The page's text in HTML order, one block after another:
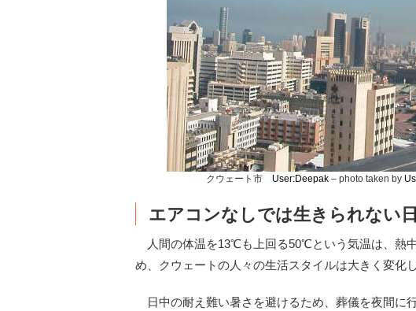
クウェート市 User:Deepak– photo taken by
エアコンなしでは生きられない
人間の体温を13℃も上回る50℃という気温は、熱
め、クウェートの人々の生活スタイルは大きく変化し
日中の耐え難い暑さを避けるため、葬儀を夜間に